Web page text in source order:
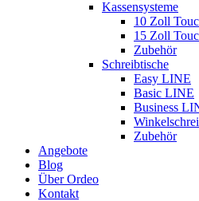
Kassensysteme
10 Zoll
15 Zoll
Zubehör
Schreibtische
Easy LINE
Basic LINE
Business
Zubehör
Angebote
Blog
Über Ordeo
Kontakt